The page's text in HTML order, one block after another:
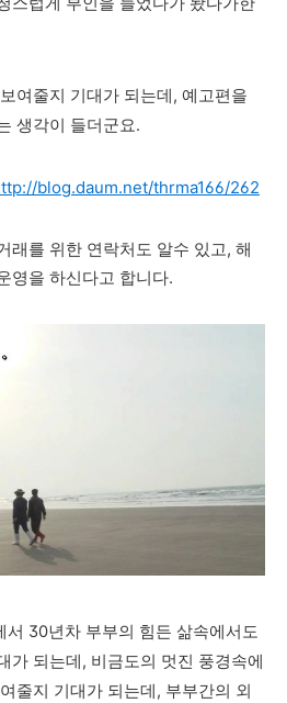
여줄지 기대가 되는데, 예고편을
생각이 들더군요.
blog.daum.net/thrma166/262
래를 위한 연락처도 알수 있고, 해
영을 하신다고 합니다.
서 30년차 부부의 힘든 삶속에서도
가 되는데, 비금도의 멋진 풍경속에
줄지 기대가 되는데, 부부간의 외